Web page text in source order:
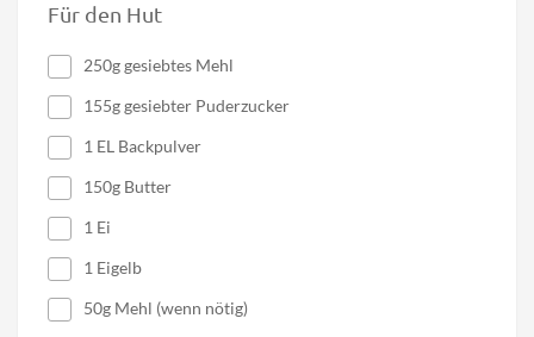
Für den Hut
250g gesiebtes Mehl
155g gesiebter Puderzucker
1 EL Backpulver
150g Butter
1 Ei
1 Eigelb
50g Mehl (wenn nötig)